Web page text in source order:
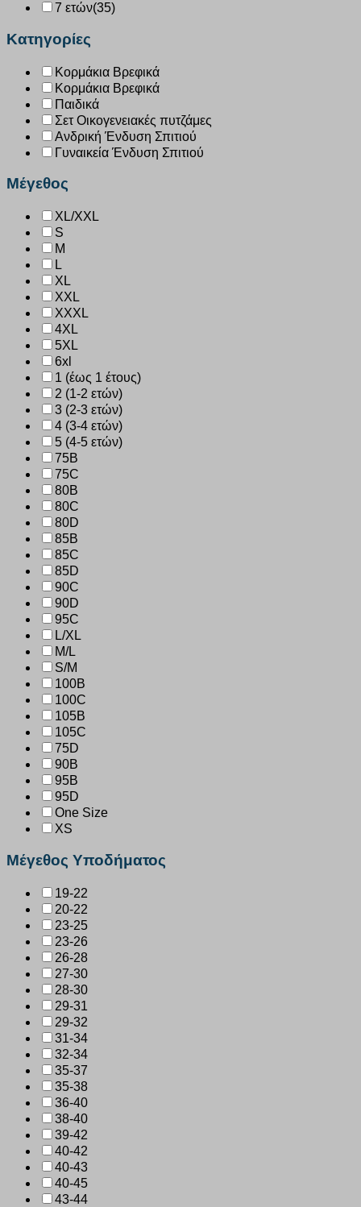
7 ετών(35)
Κατηγορίες
Κορμάκια Βρεφικά
Κορμάκια Βρεφικά
Παιδικά
Σετ Οικογενειακές πυτζάμες
Ανδρική Ένδυση Σπιτιού
Γυναικεία Ένδυση Σπιτιού
Μέγεθος
XL/XXL
S
M
L
XL
XXL
XXXL
4XL
5XL
6xl
1 (έως 1 έτους)
2 (1-2 ετών)
3 (2-3 ετών)
4 (3-4 ετών)
5 (4-5 ετών)
75B
75C
80B
80C
80D
85B
85C
85D
90C
90D
95C
L/XL
M/L
S/M
100B
100C
105B
105C
75D
90B
95B
95D
One Size
XS
Μέγεθος Υποδήματος
19-22
20-22
23-25
23-26
26-28
27-30
28-30
29-31
29-32
31-34
32-34
35-37
35-38
36-40
38-40
39-42
40-42
40-43
40-45
43-44